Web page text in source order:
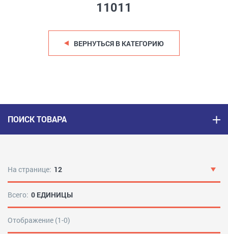
11011
ВЕРНУТЬСЯ В КАТЕГОРИЮ
ПОИСК ТОВАРА
На странице: 12
Всего: 0 ЕДИНИЦЫ
Отображение (1-0)